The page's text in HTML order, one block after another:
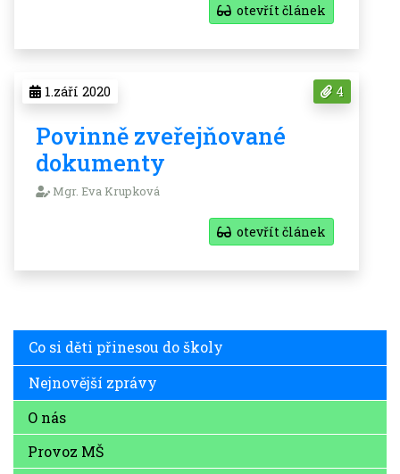
otevřít článek
4
1.září 2020
Povinně zveřejňované
dokumenty
Mgr. Eva Krupková
otevřít článek
Co si děti přinesou do školy
Nejnovější zprávy
O nás
Provoz MŠ